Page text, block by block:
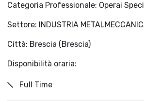
Categoria Professionale: Operai
Settore: INDUSTRIA
Città: Brescia (Brescia)
Disponibilità oraria:
Full Time